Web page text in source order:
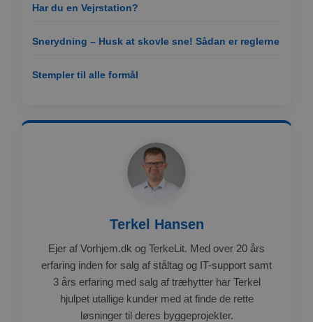
Har du en Vejrstation?
Snerydning – Husk at skovle sne! Sådan er reglerne
Stempler til alle formål
Terkel Hansen
Ejer af Vorhjem.dk og TerkeLit. Med over 20 års
erfaring inden for salg af ståltag og IT-support samt
3 års erfaring med salg af træhytter har Terkel
hjulpet utallige kunder med at finde de rette
løsninger til deres byggeprojekter.